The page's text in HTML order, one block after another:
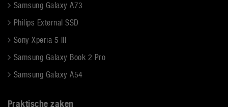
Samsung Galaxy A73
Philips External SSD
Sony Xperia 5 III
Samsung Galaxy Book 2 Pro
Samsung Galaxy A54
Praktische zaken